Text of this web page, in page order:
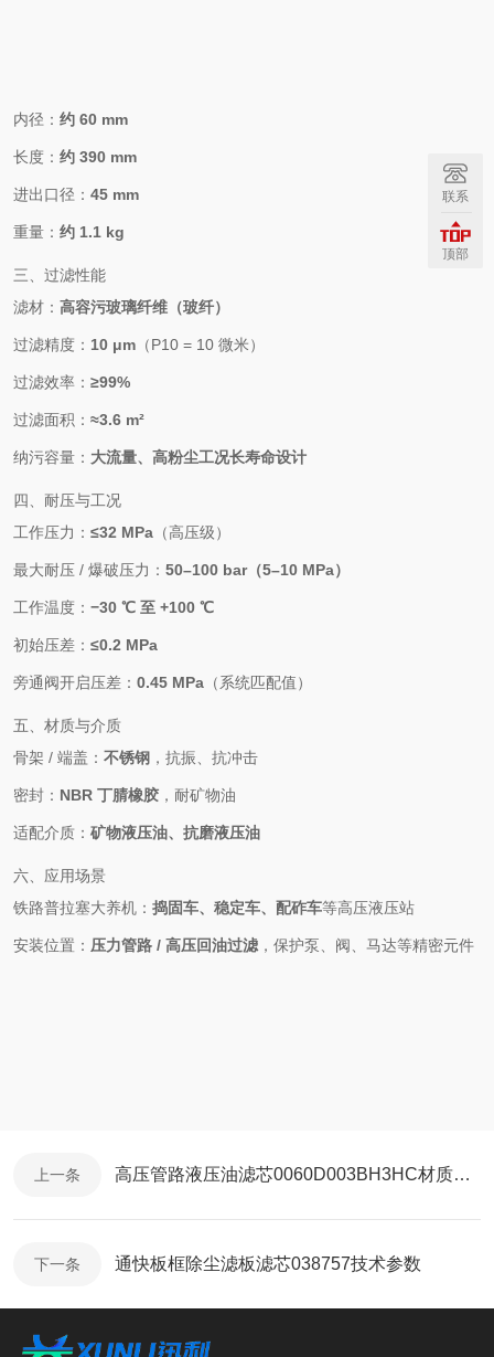
内径： 约 60 mm
长度： 约 390 mm
进出口径： 45 mm
重量： 约 1.1 kg
三、过滤性能
滤材： 高容污玻璃纤维（玻纤）
过滤精度： 10 μm （P10 = 10 微米）
过滤效率： ≥99%
过滤面积： ≈3.6 m²
纳污容量： 大流量、高粉尘工况长寿命设计
四、耐压与工况
工作压力： ≤32 MPa （高压级）
最大耐压 / 爆破压力： 50–100 bar（5–10 MPa）
工作温度： −30 ℃ 至 +100 ℃
初始压差： ≤0.2 MPa
旁通阀开启压差： 0.45 MPa （系统匹配值）
五、材质与介质
骨架 / 端盖： 不锈钢 ，抗振、抗冲击
密封： NBR 丁腈橡胶 ，耐矿物油
适配介质： 矿物液压油、抗磨液压油
六、应用场景
铁路普拉塞大养机： 捣固车、稳定车、配砟车等高压液压站
安装位置： 压力管路 / 高压回油过滤 ，保护泵、阀、马达等精密元件
上一条 高压管路液压油滤芯0060D003BH3HC材质说明
下一条 通快板框除尘滤板滤芯038757技术参数
联系
顶部